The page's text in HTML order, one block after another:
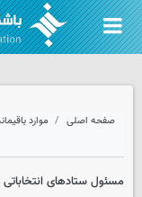
صفحه اصلی موارد
مسئول ستادهای انتخاباتی